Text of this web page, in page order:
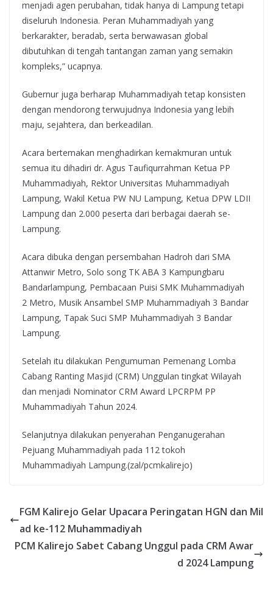
menjadi agen perubahan, tidak hanya di Lampung tetapi
diseluruh Indonesia. Peran Muhammadiyah yang
berkarakter, beradab, serta berwawasan global
dibutuhkan di tengah tantangan zaman yang semakin
kompleks,” ucapnya.
Gubernur juga berharap Muhammadiyah tetap konsisten
dengan mendorong terwujudnya Indonesia yang lebih
maju, sejahtera, dan berkeadilan.
Acara bertemakan menghadirkan kemakmuran untuk
semua itu dihadiri dr. Agus Taufiqurrahman Ketua PP
Muhammadiyah, Rektor Universitas Muhammadiyah
Lampung, Wakil Ketua PW NU Lampung, Ketua DPW LDII
Lampung dan 2.000 peserta dari berbagai daerah se-
Lampung.
Acara dibuka dengan persembahan Hadroh dari SMA
Attanwir Metro, Solo song TK ABA 3 Kampungbaru
Bandarlampung, Pembacaan Puisi SMK Muhammadiyah
2 Metro, Musik Ansambel SMP Muhammadiyah 3 Bandar
Lampung, Tapak Suci SMP Muhammadiyah 3 Bandar
Lampung.
Setelah itu dilakukan Pengumuman Pemenang Lomba
Cabang Ranting Masjid (CRM) Unggulan tingkat Wilayah
dan menjadi Nominator CRM Award LPCRPM PP
Muhammadiyah Tahun 2024.
Selanjutnya dilakukan penyerahan Penganugerahan
Pejuang Muhammadiyah pada 112 tokoh
Muhammadiyah Lampung.(zal/pcmkalirejo)
FGM Kalirejo Gelar Upacara Peringatan HGN dan Mil
ad ke-112 Muhammadiyah
PCM Kalirejo Sabet Cabang Unggul pada CRM Awar
d 2024 Lampung